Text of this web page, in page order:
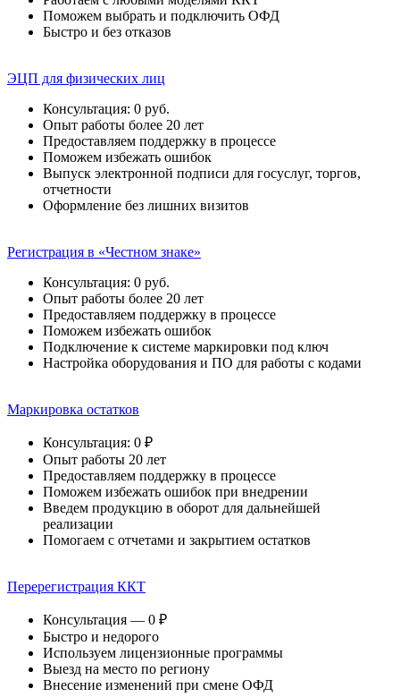
Поможем выбрать и подключить ОФД
Быстро и без отказов
ЭЦП для физических лиц
Консультация: 0 руб.
Опыт работы более 20 лет
Предоставляем поддержку в процессе
Поможем избежать ошибок
Выпуск электронной подписи для госуслуг, торгов,
отчетности
Оформление без лишних визитов
Регистрация в «Честном знаке»
Консультация: 0 руб.
Опыт работы более 20 лет
Предоставляем поддержку в процессе
Поможем избежать ошибок
Подключение к системе маркировки под ключ
Настройка оборудования и ПО для работы с кодами
Маркировка остатков
Консультация: 0 ₽
Опыт работы 20 лет
Предоставляем поддержку в процессе
Поможем избежать ошибок при внедрении
Введем продукцию в оборот для дальнейшей
реализации
Помогаем с отчетами и закрытием остатков
Перерегистрация ККТ
Консультация — 0 ₽
Быстро и недорого
Используем лицензионные программы
Выезд на место по региону
Внесение изменений при смене ОФД